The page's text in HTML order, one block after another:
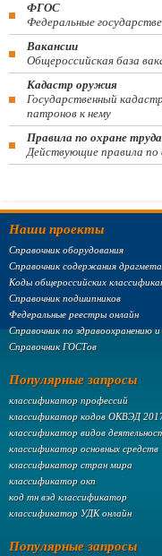
ФГОС
Федеральные
Вакансии
Общероссийская база
Кадастр оружия
Государственный
патронов к нему
Правила по охране труда
Действующие правила
Наши проекты
Справочник оборудования
Справочник содержания
Коды общероссийских
Справочник подшипников
Федеральные реестры онлайн
Справочник по здравоохранению
Справочник ГОСТов
Популярные запросы
классификатор профессий
классификатор кодов ОКВЭД
классификатор видов
классификатор основных средств
классификатор стран мира
классификатор окп
код тн вэд классификатор
классификатор УДК онлайн
Популярные запросы